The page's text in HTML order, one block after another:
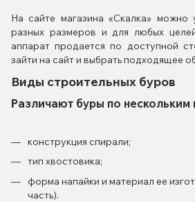
На сайте магазина «Скалка» можно
разных размеров и для любых
аппарат продается по доступной
зайти на сайт и выбрать подходящее
Виды строительных буров
Различают буры по нескольким
конструкция спирали;
тип хвостовика;
форма напайки и материал ее
часть).